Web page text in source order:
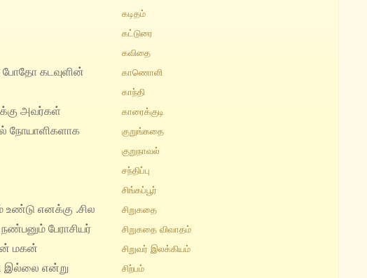
போதோ கடவுளின்
அவர்கள்
நோயாளிகளாக
உண்டு எனக்கு .சில
பேராசியர்
மகன்
இல்லை என்று
கடிதம்
கட்டுரை
கவிதை
காணொளி
காந்தி
காரைக்குடி
குறுங்கதை
குறுநாவல்
சந்திப்பு
சிங்கப்பூர்
சிறுகதை
சிறுகதை விவாதம்
சிறுவர் இலக்கியம்
சிற்பம்